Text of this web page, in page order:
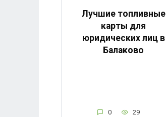
Лучшие топливные
карты для
юридических лиц в
Балаково
0 29